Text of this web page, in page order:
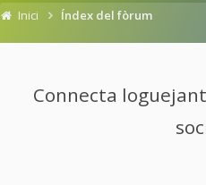
Inici Índex del fòrum
Connecta